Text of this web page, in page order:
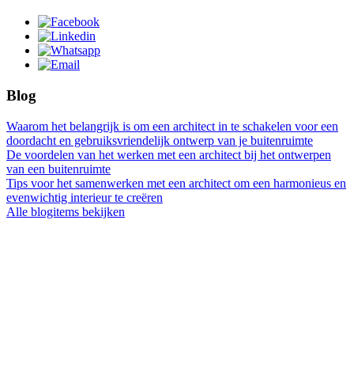
Blog
Waarom het belangrijk is om een architect in te schakelen voor een
doordacht en gebruiksvriendelijk ontwerp van je buitenruimte
De voordelen van het werken met een architect bij het ontwerpen
van een buitenruimte
Tips voor het samenwerken met een architect om een harmonieus en
evenwichtig interieur te creëren
Alle blogitems bekijken